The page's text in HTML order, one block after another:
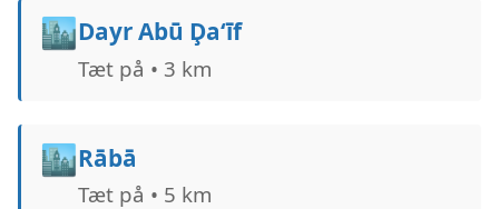
🏙️Dayr Abū Ḑa‘īf
Tæt på • 3 km
🏙️Rābā
Tæt på • 5 km